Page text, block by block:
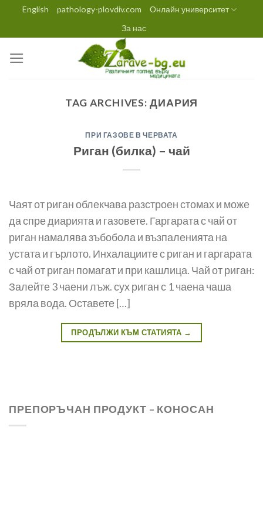
content
English pathology-plovdiv.com
Онлайн университет
За нас
TAG ARCHIVES:ДИАРИЯ
ПРИ ГАЗОВЕ В ЧЕРВАТА
Риган (билка) – чай
Чаят от риган облекчава разстроен стомах и може
да спре диарията и газовете. Гаргарата с чай от
риган намалява зъбобола и възпаленията на
устата и гърлото. Инхалациите с риган и гаргарата
с чай от риган помагат и при кашлица. Чай от риган:
Залейте 3 чаени лъж. сух риган с 1 чаена чаша
вряла вода. Оставете […]
ПРОДЪЛЖИ КЪМ СТАТИЯТА →
ПРЕПОРЪЧАН ПРОДУКТ – КОНОСАН